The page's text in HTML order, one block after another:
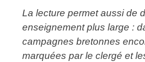
La lecture permet aussi de
enseignement plus large :
campagnes bretonnes
marquées par le clergé et